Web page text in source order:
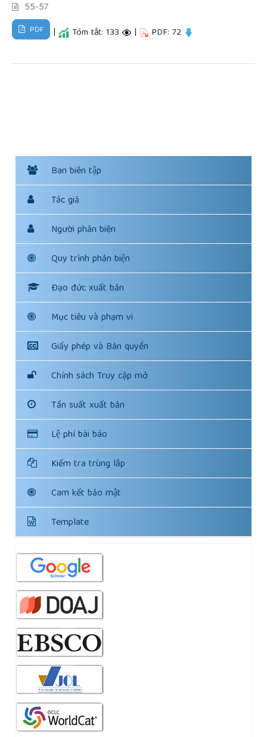
55-57
PDF | Tóm tắt: 133 | PDF: 72
Ban biên tập
Tác giả
Người phản biện
Quy trình phản biện
Đạo đức xuất bản
Mục tiêu và phạm vi
Giấy phép và Bản quyền
Chính sách Truy cập mở
Tần suất xuất bản
Lệ phí bài báo
Kiểm tra trùng lắp
Cam kết bảo mật
Template